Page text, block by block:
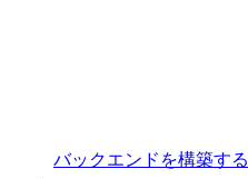
バックエンドを構築する